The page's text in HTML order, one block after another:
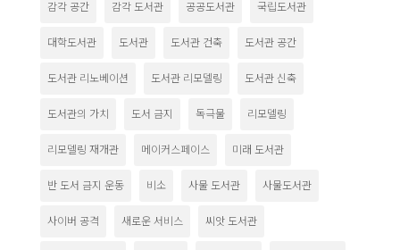
감각 공간 감각 도서관 공공도서관 국립도서관
대학도서관 도서관 도서관 건축 도서관 공간
도서관 리노베이션 도서관 리모델링 도서관 신축
도서관의 가치 도서 금지 독극물 리모델링
리모델링 재개관 메이커스페이스 미래 도서관
반 도서 금지 운동 비소 사물 도서관 사물도서관
사이버 공격 새로운 서비스 씨앗 도서관